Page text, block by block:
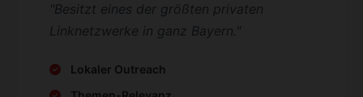
"Besitzt eines der größten privaten
Linknetzwerke in ganz Bayern."
Lokaler Outreach